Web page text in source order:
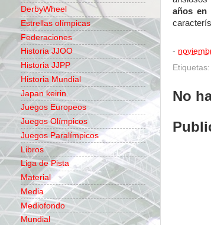
años en
-
Etiquetas:
No
DerbyWheel
Estrellas olímpicas
Federaciones
Historia JJOO
Historia JJPP
Historia Mundial
Japan keirin
Juegos Europeos
Juegos Olímpicos
Juegos Paralímpicos
Libros
Liga de Pista
Material
Media
Mediofondo
Mundial